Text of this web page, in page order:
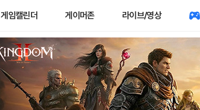
게임캘린더 게이머존 라이브/영상